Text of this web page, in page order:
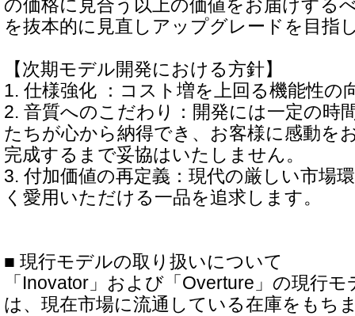
の価格に見合う以上の価値をお届けする
を抜本的に見直しアップグレードを目指
【次期モデル開発における方針】
1. 仕様強化 ：コスト増を上回る機能性の
2. 音質へのこだわり：開発には一定の時
たちが心から納得でき、お客様に感動を
完成するまで妥協はいたしません。
3. 付加価値の再定義：現代の厳しい市場
く愛用いただける一品を追求します。
■ 現行モデルの取り扱いについて
「Inovator」および「Overture」の現行
は、現在市場に流通している在庫をもち